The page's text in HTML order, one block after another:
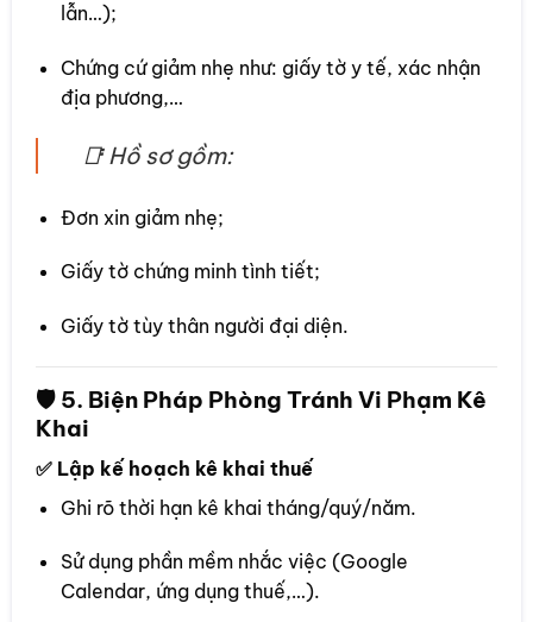
lẫn…);
Chứng cứ giảm nhẹ như: giấy tờ y tế, xác nhận
địa phương,…
📑 Hồ sơ gồm:
Đơn xin giảm nhẹ;
Giấy tờ chứng minh tình tiết;
Giấy tờ tùy thân người đại diện.
🛡 5. Biện Pháp Phòng Tránh Vi Phạm Kê
Khai
✅ Lập kế hoạch kê khai thuế
Ghi rõ thời hạn kê khai tháng/quý/năm.
Sử dụng phần mềm nhắc việc (Google
Calendar, ứng dụng thuế,…).